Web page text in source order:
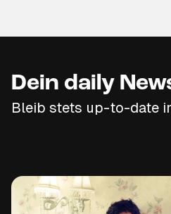
Dein daily
Bleib stets up-to-date